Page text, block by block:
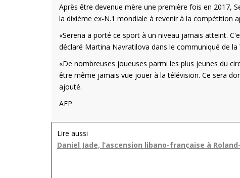
Après être devenue mère une première fois en 2017,
la dixième ex-N.1 mondiale à revenir à la compétition
«Serena a porté ce sport à un niveau jamais atteint.
déclaré Martina Navratilova dans le communiqué de la
«De nombreuses joueuses parmi les plus jeunes du
être même jamais vue jouer à la télévision. Ce sera
ajouté.
AFP
Lire aussi
Daniel Jade, l’ascension libano-française à